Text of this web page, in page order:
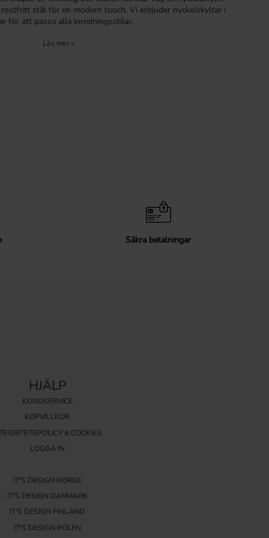
stål för en modern touch. Vi erbjuder nyckelskyltar i
för att passa alla inredningsstilar.
Säkra betalningar
HJÄLP
KUNDSERVICE
KÖPVILLKOR
& COOKIES
LOGGA IN
IT'S DESIGN NORGE
IT'S DESIGN DANMARK
IT'S DESIGN FINLAND
IT'S DESIGN POLEN